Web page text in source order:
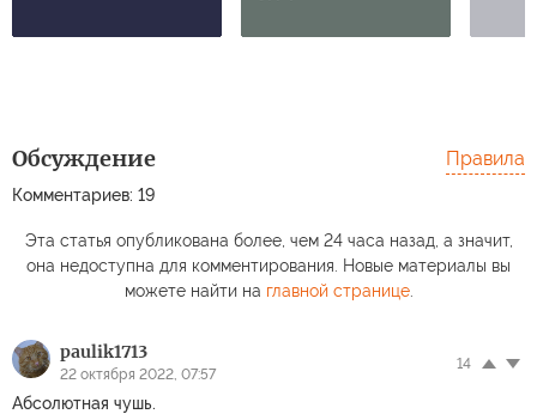
Обсуждение
Комментариев: 19
Правила
Эта статья опубликована более, чем 24 часа назад, а значит,
она недоступна для комментирования. Новые материалы вы
можете найти на главной странице.
paulik1713
22 октября 2022, 07:57
14
Абсолютная чушь.